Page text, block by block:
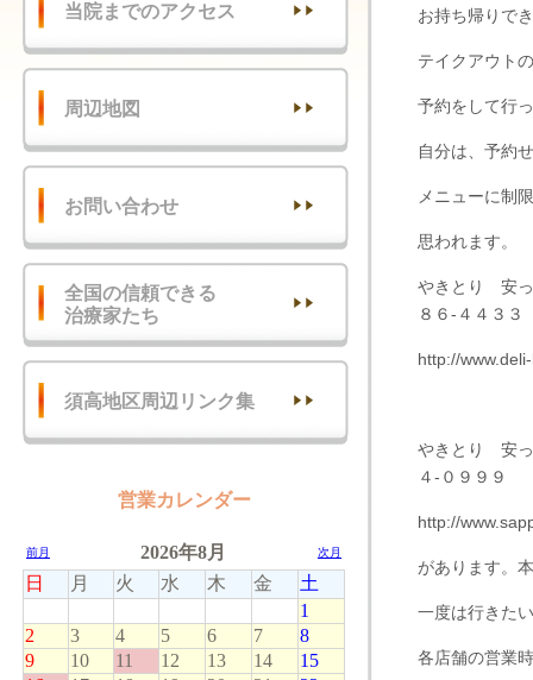
お持ち帰りで
テイクアウト
予約をして行
自分は、予約
メニューに制
思われます。
やきとり 安
８６-４４３３
http://
やきとり 安
４-０９９９
http://
があります。
一度は行きた
各店舗の営業
当院までのアクセス
周辺地図
お問い合わせ
全国の信頼できる
治療家たち
須高地区周辺リンク集
営業カレンダー